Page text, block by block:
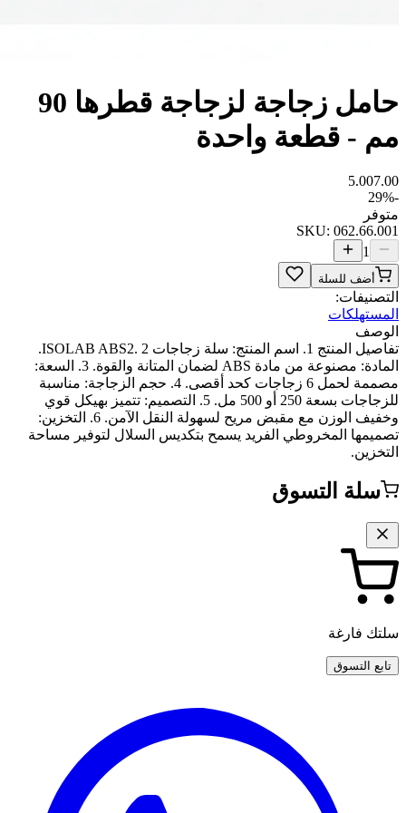
حامل زجاجة لزجاجة قطرها 90
مم - قطعة واحدة
5.007.00
29%
متوفر
SKU:062.66.001
أضف للسلة
التصنيفات:
المستهلكات
الوصف
تفاصيل المنتج 1. اسم المنتج: سلة زجاجات ISOLAB ABS2. 2.
المادة: مصنوعة من مادة ABS لضمان المتانة والقوة. 3. السعة:
مصممة لحمل 6 زجاجات كحد أقصى. 4. حجم الزجاجة: مناسبة
للزجاجات بسعة 250 أو 500 مل. 5. التصميم: تتميز بهيكل قوي
وخفيف الوزن مع مقبض مريح لسهولة النقل الآمن. 6. التخزين:
تصميمها المخروطي الفريد يسمح بتكديس السلال لتوفير مساحة
التخزين.
سلة التسوق
سلتك فارغة
تابع التسوق